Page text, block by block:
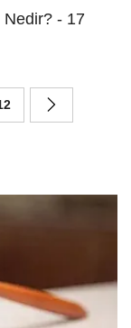
Nedir? - 17